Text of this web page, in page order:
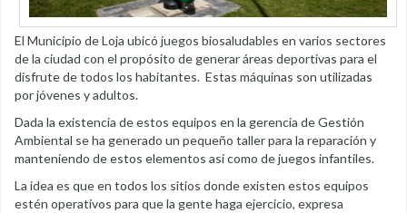
El Municipio de Loja ubicó juegos biosaludables en varios sectores
de la ciudad con el propósito de generar áreas deportivas para el
disfrute de todos los habitantes. Estas máquinas son utilizadas
por jóvenes y adultos.
Dada la existencia de estos equipos en la gerencia de Gestión
Ambiental se ha generado un pequeño taller para la reparación y
manteniendo de estos elementos así como de juegos infantiles.
La idea es que en todos los sitios donde existen estos equipos
estén operativos para que la gente haga ejercicio, expresa